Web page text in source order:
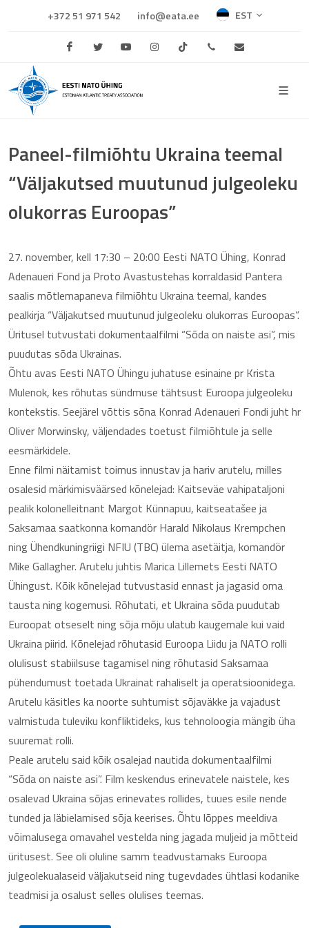
+372 51 971 542 info@eata.ee EST
FacebookTwitter Youtube Instagram
TikTok +372 684 0681
Paneel-filmiõhtu Ukraina teemal
“Väljakutsed muutunud julgeoleku
olukorras Euroopas”
27. november, kell 17:30 – 20:00 Eesti NATO Ühing, Konrad
Adenaueri Fond ja Proto Avastustehas korraldasid Pantera
saalis mõtlemapaneva filmiõhtu Ukraina teemal, kandes
pealkirja “Väljakutsed muutunud julgeoleku olukorras Euroopas”.
Üritusel tutvustati dokumentaalfilmi “Sõda on naiste asi”, mis
puudutas sõda Ukrainas.
Õhtu avas Eesti NATO Ühingu juhatuse esinaine pr Krista
Mulenok, kes rõhutas sündmuse tähtsust Euroopa julgeoleku
kontekstis. Seejärel võttis sõna Konrad Adenaueri Fondi juht hr
Oliver Morwinsky, väljendades toetust filmiõhtule ja selle
eesmärkidele.
Enne filmi näitamist toimus innustav ja hariv arutelu, milles
osalesid märkimisväärsed kõnelejad: Kaitseväe vahipataljoni
pealik kolonelleitnant Margot Künnapuu, kaitseatašee ja
Saksamaa saatkonna komandör Harald Nikolaus Krempchen
ning Ühendkuningriigi NFIU (TBC) ülema asetäitja, komandör
Mike Gallagher. Arutelu juhtis Marica Lillemets Eesti NATO
Ühingust. Kõik kõnelejad tutvustasid ennast ja jagasid oma
tausta ning kogemusi. Rõhutati, et Ukraina sõda puudutab
Euroopat otseselt ning sõja mõju ulatub kaugemale kui vaid
Ukraina piirid. Kõnelejad rõhutasid Euroopa Liidu ja NATO rolli
olulisust stabiilsuse tagamisel ning rõhutasid Saksamaa
pühendumust toetada Ukrainat rahaliselt ja operatsioonidega.
Arutelu käsitles ka noorte suhtumist sõjaväkke ja vajadust
valmistuda tuleviku konfliktideks, kus tehnoloogia mängib üha
suuremat rolli.
Peale arutelu said kõik osalejad nautida dokumentaalfilmi
“Sõda on naiste asi”. Film keskendus erinevatele naistele, kes
osalevad Ukraina sõjas erinevates rollides, tuues esile nende
tunded ja läbielamised sõja keerises. Õhtu lõppes meeldiva
võimalusega omavahel vestelda ning jagada muljeid ja mõtteid
üritusest. See oli oluline samm teadvustamaks Euroopa
julgeolekualaseid väljakutseid ning tugevdades ühtlasi kodanike
teadmisi ja osalust selles olulises teemas.